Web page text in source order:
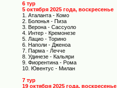
6 тур
5 октября 2025 года, воскресенье
1. Аталанта - Комо
2. Болонья - Пиза
3. Верона - Сассуоло
4. Интер - Кремонезе
5. Лацио - Торино
6. Наполи - Дженоа
7. Парма - Лечче
8. Удинезе - Кальяри
9. Фиорентина - Рома
10. Ювентус - Милан
7 тур
19 октября 2025 года, воскресенье